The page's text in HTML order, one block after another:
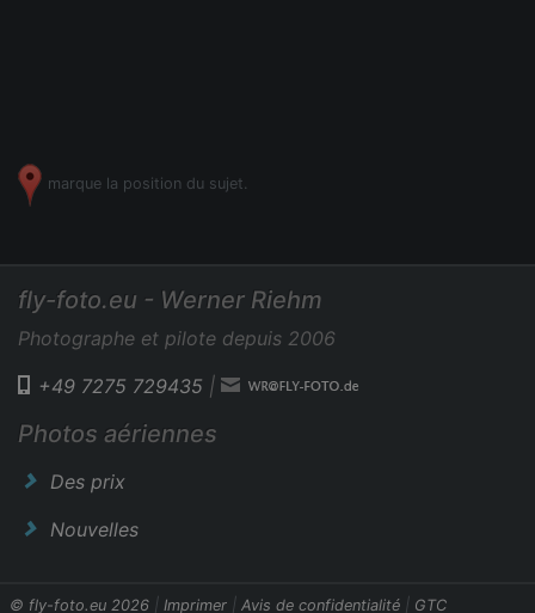
marque la position du sujet.
fly-foto.eu - Werner Riehm
Photographe et pilote depuis 2006
+49 7275 729435 |
Photos aériennes
Des prix
Nouvelles
© fly-foto.eu 2026 | Imprimer | Avis de confidentialité | GTC